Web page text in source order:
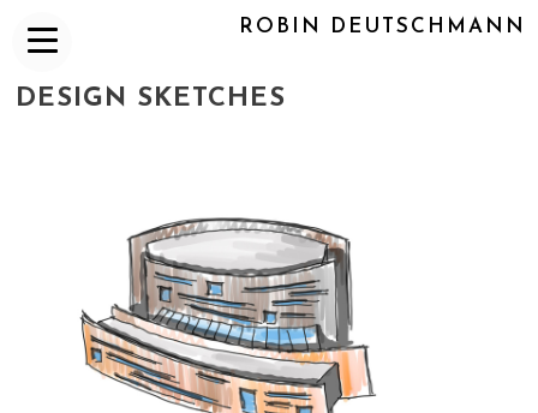
ROBIN DEUTSCHMANN
DESIGN SKETCHES